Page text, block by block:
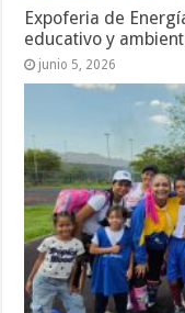
Expoferia de
educativo y
junio 5, 2026